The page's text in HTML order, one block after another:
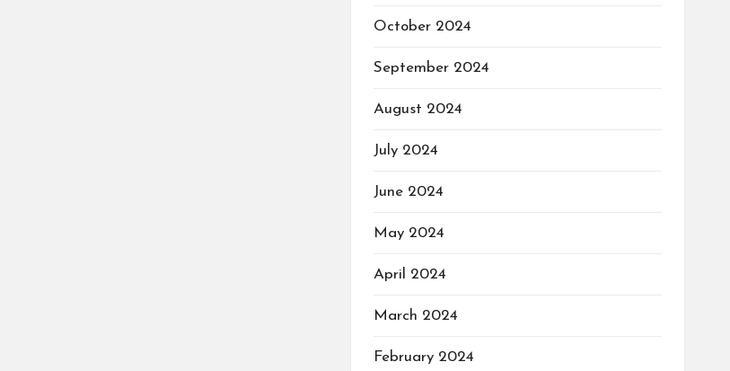
October 2024
September 2024
August 2024
July 2024
June 2024
May 2024
April 2024
March 2024
February 2024